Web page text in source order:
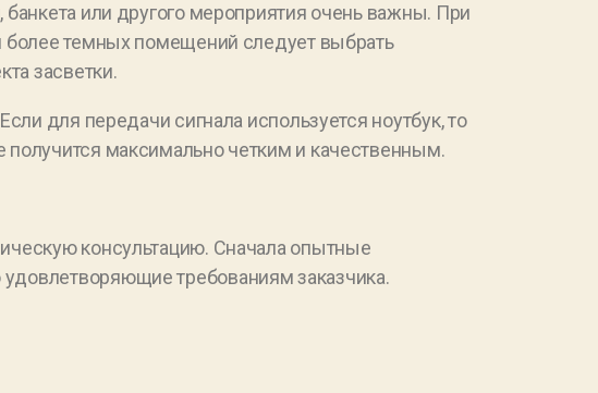
или другого мероприятия очень важны. При
более темных помещений следует выбрать
засветки.
для передачи сигнала используется ноутбук, то
максимально четким и качественным.
консультацию. Сначала опытные
требованиям заказчика.